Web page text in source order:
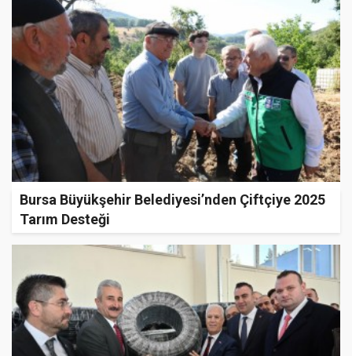
Bursa Büyükşehir Belediyesi’nden Çiftçiye 2025
Tarım Desteği